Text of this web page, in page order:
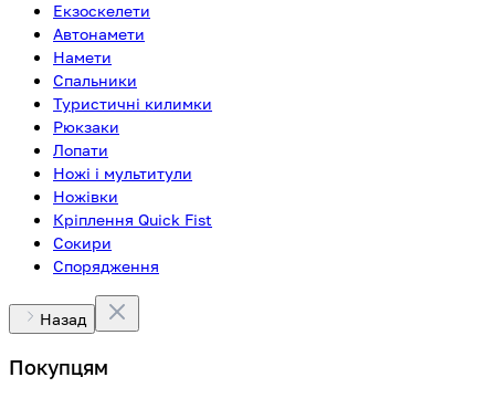
Екзоскелети
Автонамети
Намети
Спальники
Туристичні килимки
Рюкзаки
Лопати
Ножі і мультитули
Ножівки
Кріплення Quick Fist
Сокири
Спорядження
Назад
Покупцям